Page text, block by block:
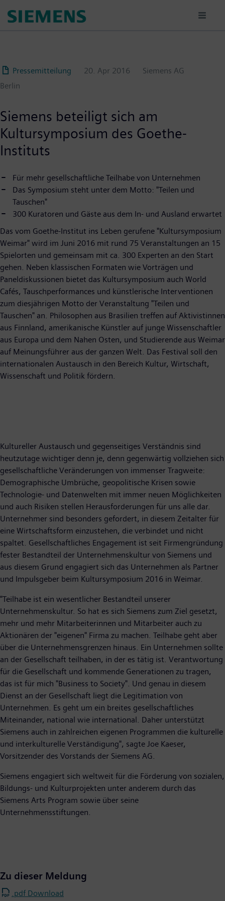
para
Pressemitteilung
20. Apr 2016
Siemens AG
Berlin
Siemens beteiligt sich am
Kultursymposium des Goethe-
Instituts
Für mehr gesellschaftliche Teilhabe von Unternehmen
Das Symposium steht unter dem Motto: "Teilen und
Tauschen"
300 Kuratoren und Gäste aus dem In- und Ausland erwartet
Das vom Goethe-Institut ins Leben gerufene "Kultursymposium
Weimar" wird im Juni 2016 mit rund 75 Veranstaltungen an 15
Spielorten und gemeinsam mit ca. 300 Experten an den Start
gehen. Neben klassischen Formaten wie Vorträgen und
Paneldiskussionen bietet das Kultursymposium auch World
Cafés, Tauschperformances und künstlerische Interventionen
zum diesjährigen Motto der Veranstaltung "Teilen und
Tauschen" an. Philosophen aus Brasilien treffen auf Aktivistinnen
aus Finnland, amerikanische Künstler auf junge Wissenschaftler
aus Europa und dem Nahen Osten, und Studierende aus Weimar
auf Meinungsführer aus der ganzen Welt. Das Festival soll den
internationalen Austausch in den Bereich Kultur, Wirtschaft,
Wissenschaft und Politik fördern.
Kultureller Austausch und gegenseitiges Verständnis sind
heutzutage wichtiger denn je, denn gegenwärtig vollziehen sich
gesellschaftliche Veränderungen von immenser Tragweite:
Demographische Umbrüche, geopolitische Krisen sowie
Technologie- und Datenwelten mit immer neuen Möglichkeiten
und auch Risiken stellen Herausforderungen für uns alle dar.
Unternehmer sind besonders gefordert, in diesem Zeitalter für
eine Wirtschaftsform einzustehen, die verbindet und nicht
spaltet. Gesellschaftliches Engagement ist seit Firmengründung
fester Bestandteil der Unternehmenskultur von Siemens und
aus diesem Grund engagiert sich das Unternehmen als Partner
und Impulsgeber beim Kultursymposium 2016 in Weimar.
"Teilhabe ist ein wesentlicher Bestandteil unserer
Unternehmenskultur. So hat es sich Siemens zum Ziel gesetzt,
mehr und mehr Mitarbeiterinnen und Mitarbeiter auch zu
Aktionären der "eigenen" Firma zu machen. Teilhabe geht aber
über die Unternehmensgrenzen hinaus. Ein Unternehmen sollte
an der Gesellschaft teilhaben, in der es tätig ist. Verantwortung
für die Gesellschaft und kommende Generationen zu tragen,
das ist für mich "Business to Society". Und genau in diesem
Dienst an der Gesellschaft liegt die Legitimation von
Unternehmen. Es geht um ein breites gesellschaftliches
Miteinander, national wie international. Daher unterstützt
Siemens auch in zahlreichen eigenen Programmen die kulturelle
und interkulturelle Verständigung", sagte Joe Kaeser,
Vorsitzender des Vorstands der Siemens AG.
Siemens engagiert sich weltweit für die Förderung von sozialen,
Bildungs- und Kulturprojekten unter anderem durch das
Siemens Arts Program sowie über seine
Unternehmensstiftungen.
Zu dieser Meldung
.pdf Download